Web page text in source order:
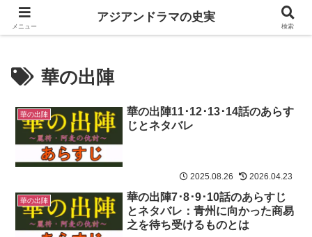
中国韓国歴史ドラマは史実を知るともっと楽しい
華の出陣
華の出陣
華の出陣11･12･13･14話のあらす
じとネタバレ
2025.08.26 2026.04.23
華の出陣
華の出陣7･8･9･10話のあらすじ
とネタバレ：青州に向かった商易
之を待ち受けるものとは
メニュー
アジアンドラマの史実
検索